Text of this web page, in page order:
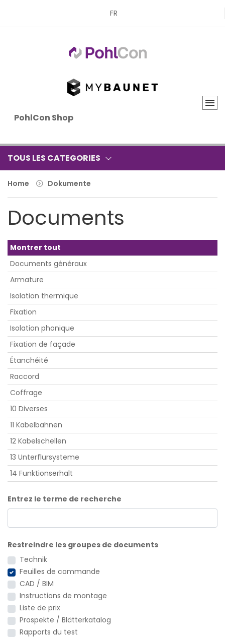
FR
PohlCon Shop
TOUS LES CATEGORIES
Home Dokumente
Documents
Montrer tout
Documents généraux
Armature
Isolation thermique
Fixation
Isolation phonique
Fixation de façade
Étanchéité
Raccord
Coffrage
10 Diverses
11 Kabelbahnen
12 Kabelschellen
13 Unterflursysteme
14 Funktionserhalt
Entrez le terme de recherche
Restreindre les groupes de documents
Technik
Feuilles de commande
CAD / BIM
Instructions de montage
Liste de prix
Prospekte / Blätterkatalog
Rapports du test